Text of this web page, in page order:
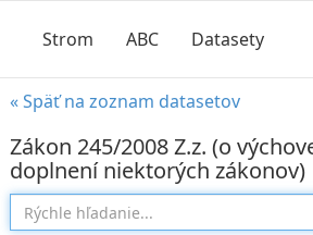
Strom ABC Datasety
« Späť na zoznam datasetov
Zákon 245/2008 Z.z. (o
doplnení niektorých zákonov)